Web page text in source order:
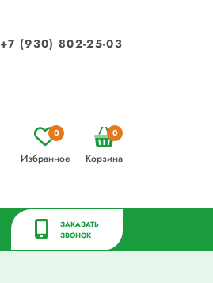
+7 (930) 802-25-03
Избранное
0
Корзина
0
ЗАКАЗАТЬ
ЗВОНОК